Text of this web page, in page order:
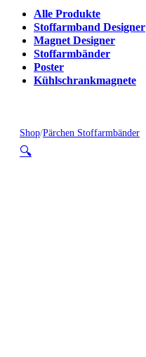
Alle Produkte
Stoffarmband Designer
Magnet Designer
Stoffarmbänder
Poster
Kühlschrankmagnete
Shop/Pärchen Stoffarmbänder
🔍